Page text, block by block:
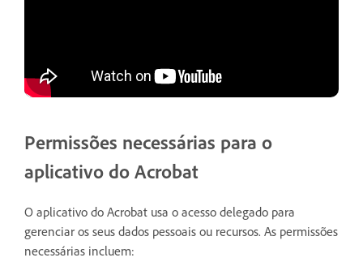
Permissões necessárias para o
aplicativo do Acrobat
O aplicativo do Acrobat usa o acesso delegado para
gerenciar os seus dados pessoais ou recursos. As permissões
necessárias incluem: